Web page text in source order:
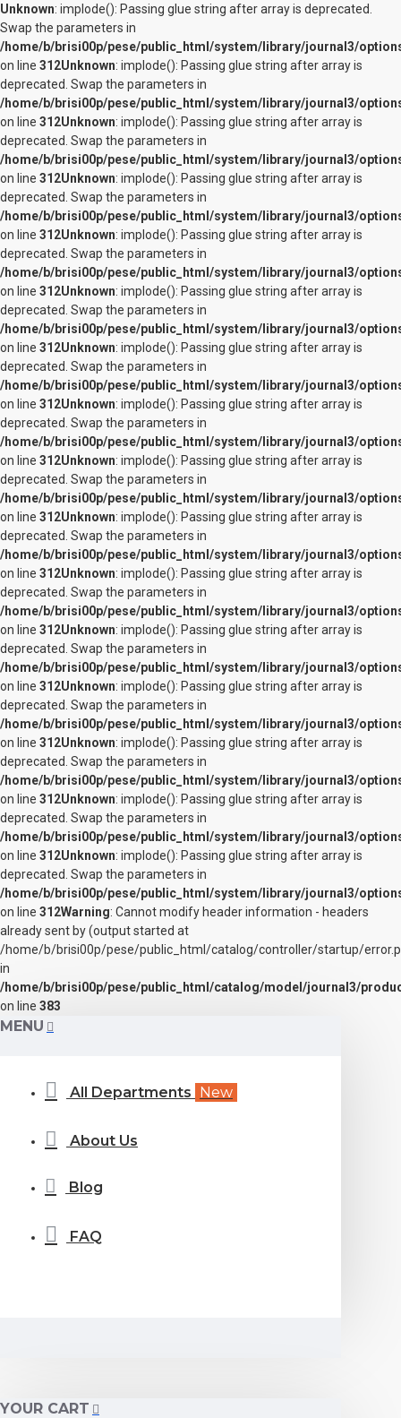
Unknown: implode(): Passing glue string after array is deprecated.
Swap the parameters in
/home/b/brisi00p/pese/public_html/system/library/journal3/
on line 312Unknown: implode(): Passing glue string after array is
deprecated. Swap the parameters in
/home/b/brisi00p/pese/public_html/system/library/journal3/
on line 312Unknown: implode(): Passing glue string after array is
deprecated. Swap the parameters in
/home/b/brisi00p/pese/public_html/system/library/journal3/
on line 312Unknown: implode(): Passing glue string after array is
deprecated. Swap the parameters in
/home/b/brisi00p/pese/public_html/system/library/journal3/
on line 312Unknown: implode(): Passing glue string after array is
deprecated. Swap the parameters in
/home/b/brisi00p/pese/public_html/system/library/journal3/
on line 312Unknown: implode(): Passing glue string after array is
deprecated. Swap the parameters in
/home/b/brisi00p/pese/public_html/system/library/journal3/
on line 312Unknown: implode(): Passing glue string after array is
deprecated. Swap the parameters in
/home/b/brisi00p/pese/public_html/system/library/journal3/
on line 312Unknown: implode(): Passing glue string after array is
deprecated. Swap the parameters in
/home/b/brisi00p/pese/public_html/system/library/journal3/
on line 312Unknown: implode(): Passing glue string after array is
deprecated. Swap the parameters in
/home/b/brisi00p/pese/public_html/system/library/journal3/
on line 312Unknown: implode(): Passing glue string after array is
deprecated. Swap the parameters in
/home/b/brisi00p/pese/public_html/system/library/journal3/
on line 312Unknown: implode(): Passing glue string after array is
deprecated. Swap the parameters in
/home/b/brisi00p/pese/public_html/system/library/journal3/
on line 312Unknown: implode(): Passing glue string after array is
deprecated. Swap the parameters in
/home/b/brisi00p/pese/public_html/system/library/journal3/
on line 312Unknown: implode(): Passing glue string after array is
deprecated. Swap the parameters in
/home/b/brisi00p/pese/public_html/system/library/journal3/
on line 312Unknown: implode(): Passing glue string after array is
deprecated. Swap the parameters in
/home/b/brisi00p/pese/public_html/system/library/journal3/
on line 312Unknown: implode(): Passing glue string after array is
deprecated. Swap the parameters in
/home/b/brisi00p/pese/public_html/system/library/journal3/
on line 312Unknown: implode(): Passing glue string after array is
deprecated. Swap the parameters in
/home/b/brisi00p/pese/public_html/system/library/journal3/
on line 312Warning: Cannot modify header information - headers
already sent by (output started at
/home/b/brisi00p/pese/public_html/catalog/controller/startup/
in
/home/b/brisi00p/pese/public_html/catalog/model/journal3/
on line 383
MENU
All Departments New
About Us
Blog
FAQ
YOUR CART